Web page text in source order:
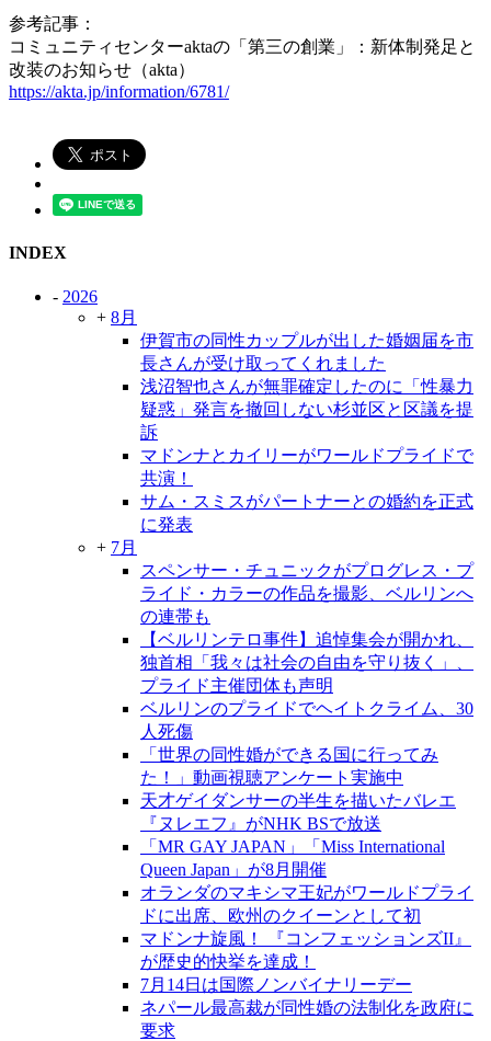
参考記事：
コミュニティセンターaktaの「第三の創業」：新体制発足と
改装のお知らせ（akta）
https://akta.jp/information/6781/
INDEX
- 2026
+ 8月
伊賀市の同性カップルが出した婚姻届を市
長さんが受け取ってくれました
浅沼智也さんが無罪確定したのに「性暴力
疑惑」発言を撤回しない杉並区と区議を提
訴
マドンナとカイリーがワールドプライドで
共演！
サム・スミスがパートナーとの婚約を正式
に発表
+ 7月
スペンサー・チュニックがプログレス・プ
ライド・カラーの作品を撮影、ベルリンへ
の連帯も
【ベルリンテロ事件】追悼集会が開かれ、
独首相「我々は社会の自由を守り抜く」、
プライド主催団体も声明
ベルリンのプライドでヘイトクライム、30
人死傷
「世界の同性婚ができる国に行ってみ
た！」動画視聴アンケート実施中
天才ゲイダンサーの半生を描いたバレエ
『ヌレエフ』がNHK BSで放送
「MR GAY JAPAN」「Miss International
Queen Japan」が8月開催
オランダのマキシマ王妃がワールドプライ
ドに出席、欧州のクイーンとして初
マドンナ旋風！ 『コンフェッションズII』
が歴史的快挙を達成！
7月14日は国際ノンバイナリーデー
ネパール最高裁が同性婚の法制化を政府に
要求